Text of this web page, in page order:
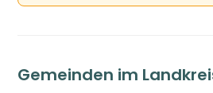
Gemeinden im